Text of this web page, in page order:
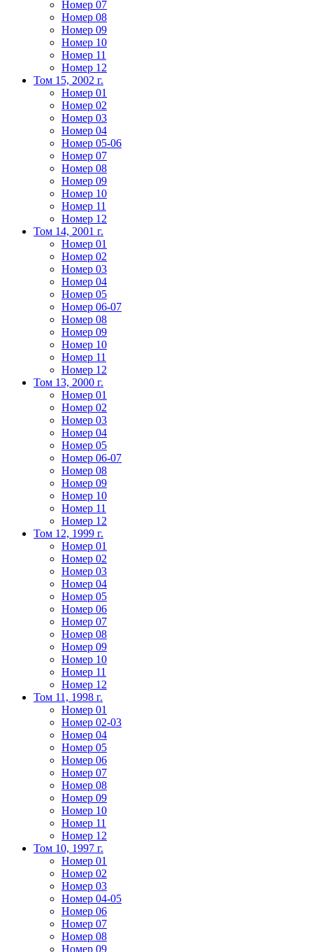
Номер 07
Номер 08
Номер 09
Номер 10
Номер 11
Номер 12
Том 15, 2002 г.
Номер 01
Номер 02
Номер 03
Номер 04
Номер 05-06
Номер 07
Номер 08
Номер 09
Номер 10
Номер 11
Номер 12
Том 14, 2001 г.
Номер 01
Номер 02
Номер 03
Номер 04
Номер 05
Номер 06-07
Номер 08
Номер 09
Номер 10
Номер 11
Номер 12
Том 13, 2000 г.
Номер 01
Номер 02
Номер 03
Номер 04
Номер 05
Номер 06-07
Номер 08
Номер 09
Номер 10
Номер 11
Номер 12
Том 12, 1999 г.
Номер 01
Номер 02
Номер 03
Номер 04
Номер 05
Номер 06
Номер 07
Номер 08
Номер 09
Номер 10
Номер 11
Номер 12
Том 11, 1998 г.
Номер 01
Номер 02-03
Номер 04
Номер 05
Номер 06
Номер 07
Номер 08
Номер 09
Номер 10
Номер 11
Номер 12
Том 10, 1997 г.
Номер 01
Номер 02
Номер 03
Номер 04-05
Номер 06
Номер 07
Номер 08
Номер 09